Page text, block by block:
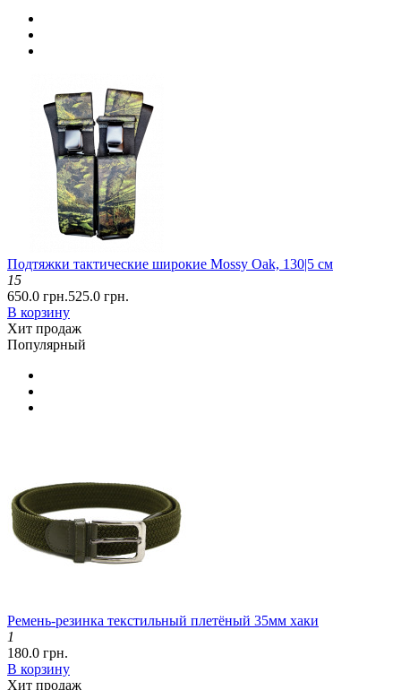
Подтяжки тактические широкие Mossy Oak, 130|5 см
15
650.0 грн.525.0 грн.
В корзину
Хит продаж
Популярный
Ремень-резинка текстильный плетёный 35мм хаки
1
180.0 грн.
В корзину
Хит продаж